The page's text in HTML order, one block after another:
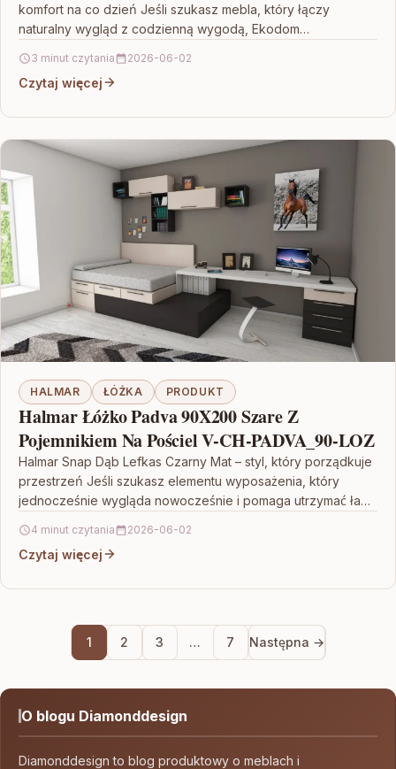
komfort na co dzień Jeśli szukasz mebla, który łączy
naturalny wygląd z codzienną wygodą, Ekodom…
3 minut czytania 2026-06-02
Czytaj więcej
HALMAR ŁÓŻKA PRODUKT
Halmar Łóżko Padva 90X200 Szare Z
Pojemnikiem Na Pościel V-CH-PADVA_90-LOZ
Halmar Snap Dąb Lefkas Czarny Mat – styl, który porządkuje
przestrzeń Jeśli szukasz elementu wyposażenia, który
jednocześnie wygląda nowocześnie i pomaga utrzymać ład
4 minut czytania 2026-06-02
Czytaj więcej
1 2 3 … 7 Następna →
O blogu Diamonddesign
Diamonddesign to blog produktowy o meblach i